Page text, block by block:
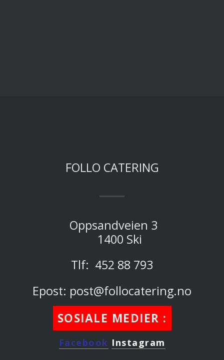
FOLLO CATERING
Oppsandveien 3
1400 Ski
Tlf: 452 88 793
Epost: post@follocatering.no
SOSIALE MEDIER :
Facebook Instagram